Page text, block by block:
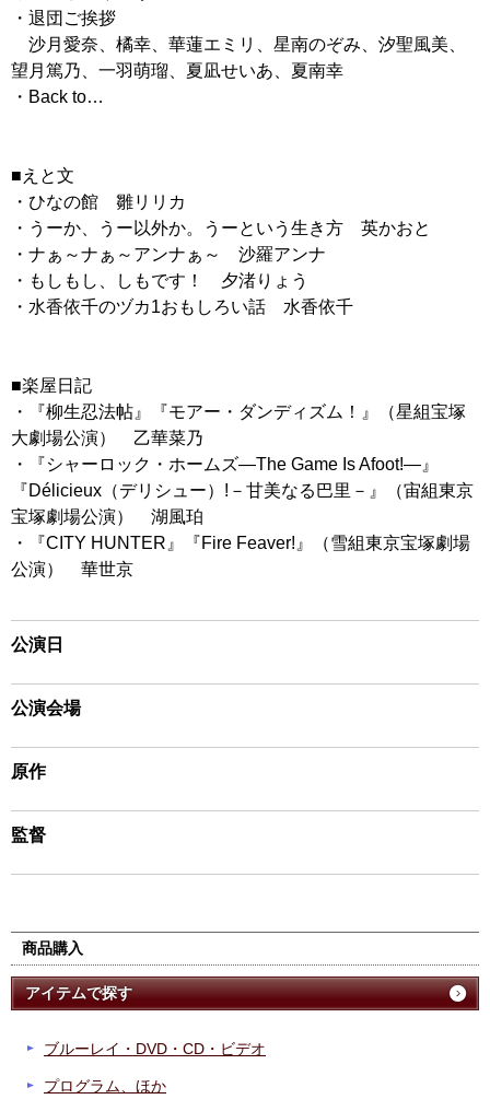
・退団ご挨拶
沙月愛奈、橘幸、華蓮エミリ、星南のぞみ、汐聖風美、
望月篤乃、一羽萌瑠、夏凪せいあ、夏南幸
・Back to…
■えと文
・ひなの館 雛リリカ
・うーか、うー以外か。うーという生き方 英かおと
・ナぁ～ナぁ～アンナぁ～ 沙羅アンナ
・もしもし、しもです！ 夕渚りょう
・水香依千のヅカ1おもしろい話 水香依千
■楽屋日記
・『柳生忍法帖』『モアー・ダンディズム！』（星組宝塚
大劇場公演） 乙華菜乃
・『シャーロック・ホームズ―The Game Is Afoot!―』
『Délicieux（デリシュー）!－甘美なる巴里－』（宙組東京
宝塚劇場公演） 湖風珀
・『CITY HUNTER』『Fire Feaver!』（雪組東京宝塚劇場
公演） 華世京
公演日
公演会場
原作
監督
商品購入
アイテムで探す
ブルーレイ・DVD・CD・ビデオ
プログラム、ほか